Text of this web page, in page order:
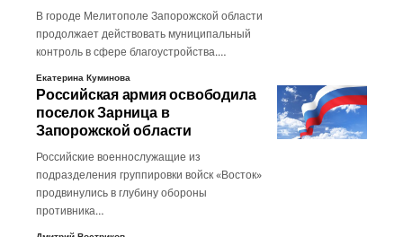
В городе Мелитополе Запорожской области
продолжает действовать муниципальный
контроль в сфере благоустройства.…
Екатерина Куминова
Российская армия освободила
поселок Зарница в
Запорожской области
Российские военнослужащие из
подразделения группировки войск «Восток»
продвинулись в глубину обороны
противника…